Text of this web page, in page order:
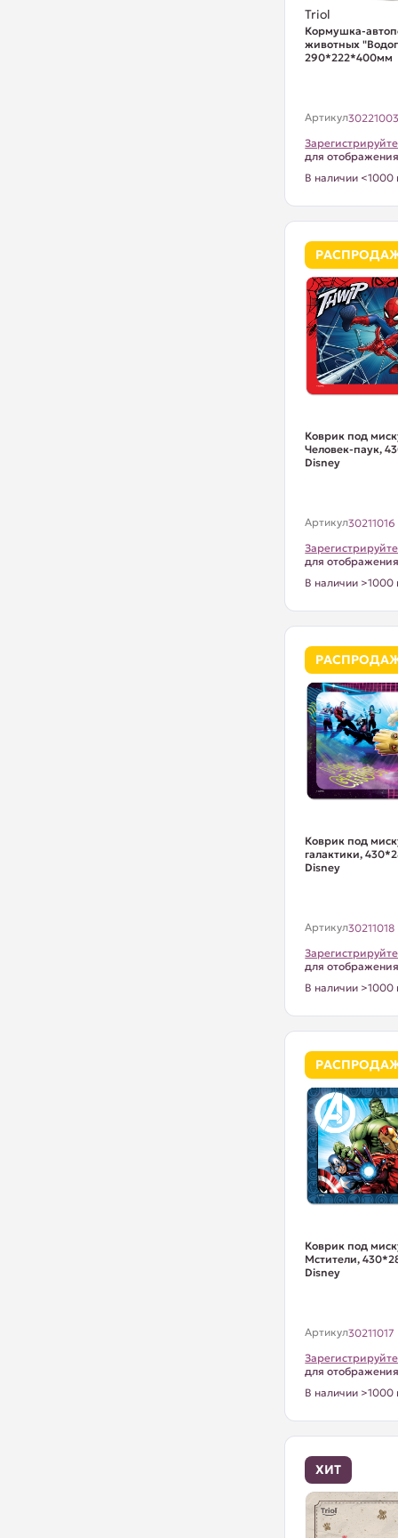
Triol
Кормушка-
животных
290*222*400мм
Артикул
для
В наличии <1000
Коврик под
Человек-паук,
Disney
Артикул30211016
для
В наличии >1000
Коврик под
галактики,
Disney
Артикул30211018
для
В наличии >1000
Коврик под
Мстители,
Disney
Артикул30211017
для
В наличии >1000
ХИТ